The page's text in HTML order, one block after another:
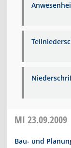
MI 23.09.2009
Bau- und